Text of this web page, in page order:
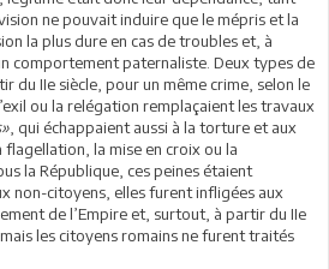
ne pouvait induire que le mépris et la
la plus dure en cas de troubles et, à
comportement paternaliste. Deux types de
du IIe siècle, pour un même crime, selon le
ou la relégation remplaçaient les travaux
, qui échappaient aussi à la torture et aux
la mise en croix ou la
la République, ces peines étaient
non-citoyens, elles furent infligées aux
de l’Empire et, surtout, à partir du IIe
les citoyens romains ne furent traités